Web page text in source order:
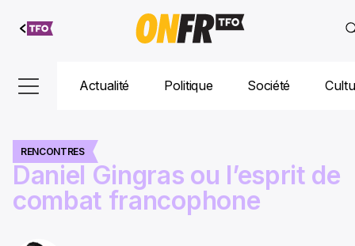
Aller au
contenu
Actualité Politique Société
RENCONTRES
Daniel Gingras ou l’esprit de
combat francophone